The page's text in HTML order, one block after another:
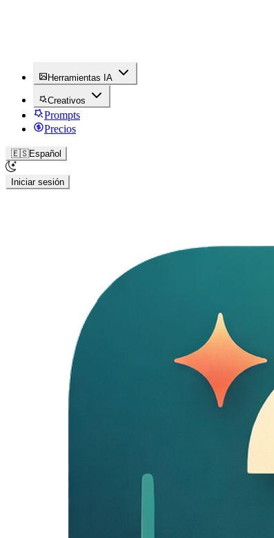
Herramientas IA
Creativos
Prompts
Precios
🇪🇸Español
Iniciar sesión